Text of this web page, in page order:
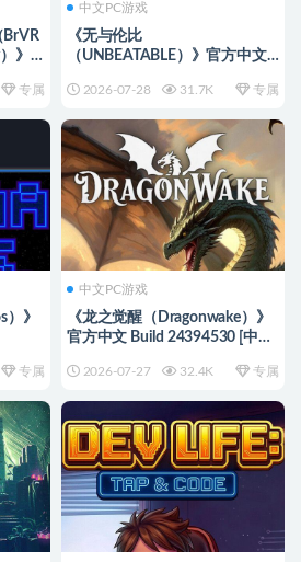
BrVR
》
专属
中文PC游戏
《无与伦比
（UNBEATABLE）》官方中文
文/英文/日语]
2026-07-28 31.7K 专属
）》
专属
中文PC游戏
《龙之觉醒（Dragonwake）》
官方中文 Build 24394530 [中
2026-07-27 32.4K 专属